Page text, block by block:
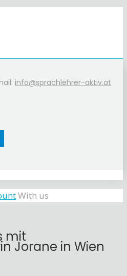
info@sprachlehrer-aktiv.at
With us
mit
Jorane in Wien